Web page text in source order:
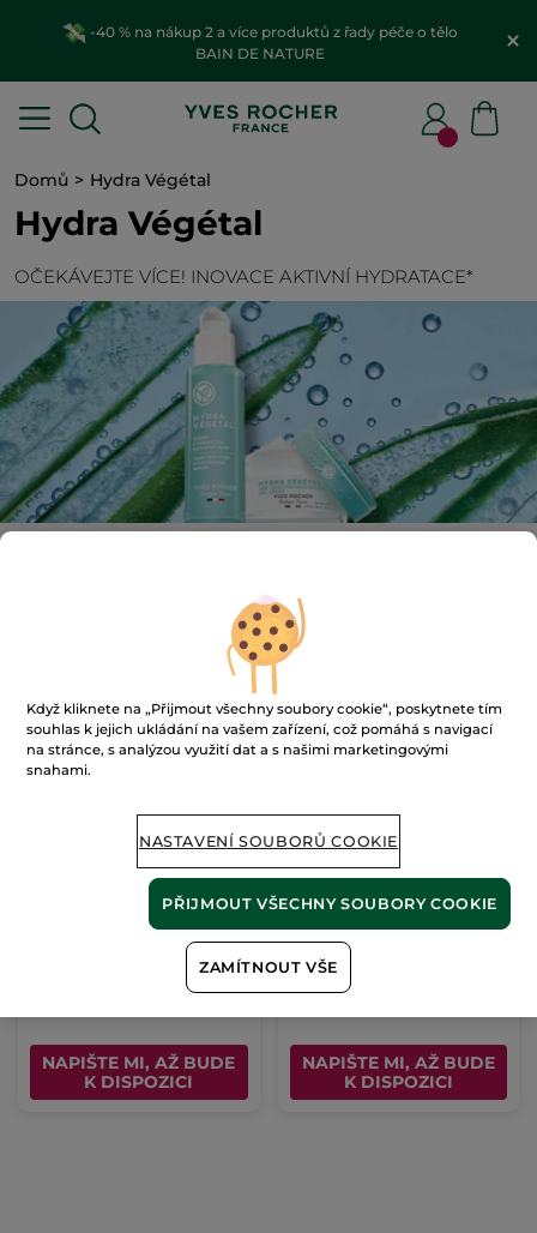
-40 % na nákup 2 a více produktů z řady péče o tělo
BAIN DE NATURE
Domů Hydra Végétal
Hydra Végétal
OČEKÁVEJTE VÍCE! INOVACE AKTIVNÍ HYDRATACE*
TŘÍDIT PODLE
Intenzivní hydratační
péče na den a noc
NAPIŠTE MI, AŽ BUDE
K DISPOZICI
Hydratační gel na oční
15 ml
29933 Kč / 1l
449.00 Kč
NAPIŠTE MI, AŽ BUDE
K DISPOZICI
Když kliknete na „Přijmout všechny soubory cookie“, poskytnete tím
souhlas k jejich ukládání na vašem zařízení, což pomáhá s navigací
na stránce, s analýzou využití dat a s našimi marketingovými
snahami.
NASTAVENÍ SOUBORŮ COOKIE
ZAMÍTNOUT VŠE
PŘIJMOUT VŠECHNY SOUBORY COOKIE